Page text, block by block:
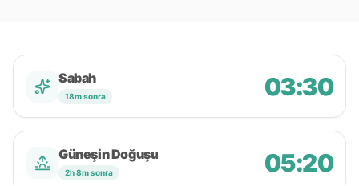
Sabah
18m sonra 03:30
Güneşin Doğuşu
2h 8m sonra 05:20